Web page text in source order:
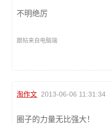
不明绝厉
跟帖来自电脑端
淘作文 2013-06-06 11:31:34
圈子的力量无比强大！